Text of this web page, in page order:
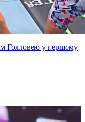
Голловею у першому